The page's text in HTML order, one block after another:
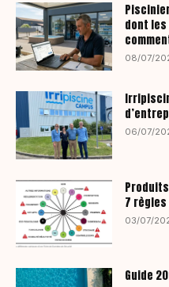
dont
08/07/
06/07/
7
03/07/
Guide